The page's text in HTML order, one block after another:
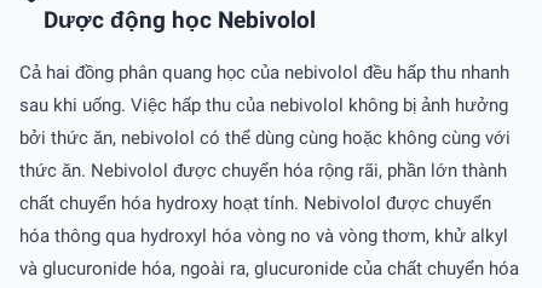
Dược động học Nebivolol
Cả hai đồng phân quang học của nebivolol đều hấp thu nhanh
sau khi uống. Việc hấp thu của nebivolol không bị ảnh hưởng
bởi thức ăn, nebivolol có thể dùng cùng hoặc không cùng với
thức ăn. Nebivolol được chuyển hóa rộng rãi, phần lớn thành
chất chuyển hóa hydroxy hoạt tính. Nebivolol được chuyển
hóa thông qua hydroxyl hóa vòng no và vòng thơm, khử alkyl
và glucuronide hóa, ngoài ra, glucuronide của chất chuyển hóa